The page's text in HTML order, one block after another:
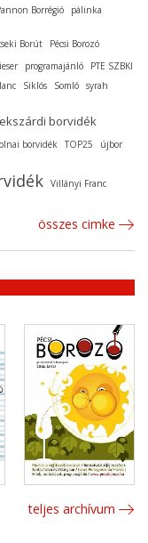
Borrégió pálinka
Borút Pécsi Borozó
programajánló
PTE SZBKI
Siklós Somló syrah
borvidék
borvidék TOP25 újbor
Villányi Franc
összes cimke
teljes archívum